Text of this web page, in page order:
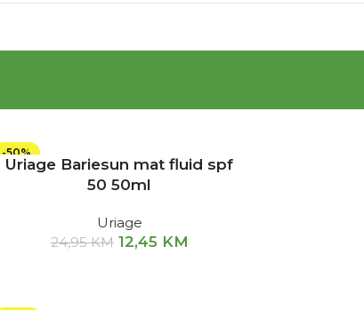
-50%
Uriage Bariesun mat fluid spf
50 50ml
Uriage
24,95KM 12,45 KM